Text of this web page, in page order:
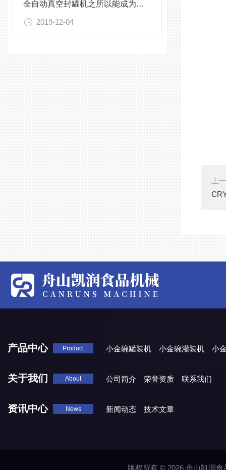
全自动真空封罐机之所以能成为主流,这些才是关键
2019-12-04
上
产品中心 Product 小金碗罐装机 小金碗灌装机 小
关于我们 About 公司简介 荣誉资质 联系我们
资讯中心 News 新闻动态 技术文章
版权所有 © 2026 舟山凯润